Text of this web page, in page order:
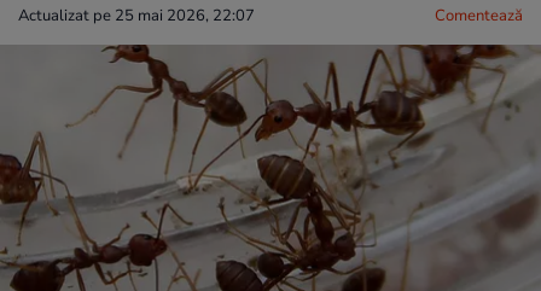
Actualizat pe 25 mai 2026, 22:07 Comentează